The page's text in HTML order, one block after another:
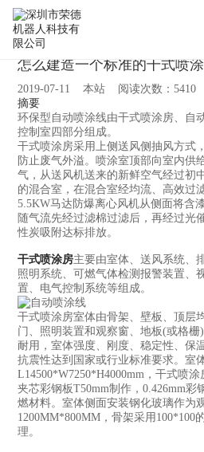
怎么建造一个标准的干式喷
2019-07-11 本站 阅读次数：5410
摘要
环保型自动喷涂线由干式喷涂房、自
控制室四部分组成。
干式喷涂房采用上侧送风侧抽风方式
防止废气外溢。喷涂室顶部向室内供
气，从送风机送来的新鲜空气经过初
的混合室，在混合室经均流、高效过
5.5KW马达防爆离心风机从侧面将含
随气流先经过滤棉过滤后，再经过光
性炭吸附达标排放。
干式喷涂房主要由室体、送风系统、
照明系统、可燃气体检测报警装置、
置、电气控制系统等组成。
干式喷涂房室体由骨架、壁板、顶层
门、照明装置和观察窗、地板(或格栅
耐用，室体强度、刚度、稳定性、保
抗震性达到国家或行业标准要求。室
L14500*W7250*H4000mm，干式喷
夹芯彩钢板T50mm制作，0.426mm彩
燃材料。室体侧面安装钢化玻璃作为
1200MM*800MM，骨架采用100*100
理。